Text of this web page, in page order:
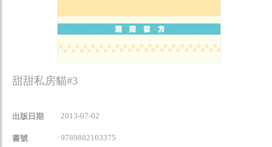
甜甜私房貓#3
出版日期 2013-07-02
書號 9789882103375